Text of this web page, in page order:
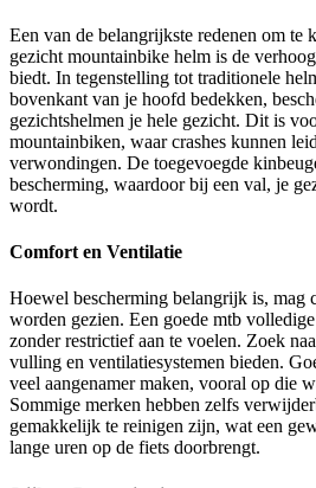
Een van de belangrijkste redenen om te
gezicht mountainbike helm is de
biedt. In tegenstelling tot traditionele
bovenkant van je hoofd bedekken,
gezichtshelmen je hele gezicht. Dit is
mountainbiken, waar crashes kunnen
verwondingen. De toegevoegde
bescherming, waardoor bij een val, je
wordt.
Comfort en Ventilatie
Hoewel bescherming belangrijk is, mag
worden gezien. Een goede mtb
zonder restrictief aan te voelen. Zoek
vulling en ventilatiesystemen bieden.
veel aangenamer maken, vooral op die
Sommige merken hebben zelfs
gemakkelijk te reinigen zijn, wat een
lange uren op de fiets doorbrengt.